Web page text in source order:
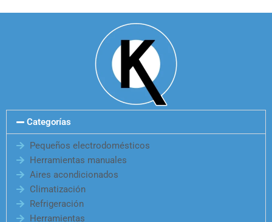
Categorías
Pequeños electrodomésticos
Herramientas manuales
Aires acondicionados
Climatización
Refrigeración
Herramientas